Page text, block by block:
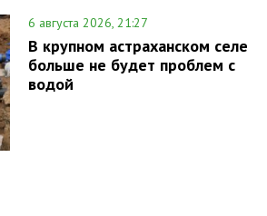
6 августа 2026, 21:27
В крупном астраханском селе
больше не будет проблем с
водой